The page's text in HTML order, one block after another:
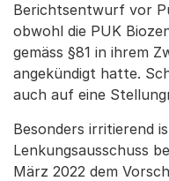
Berichtsentwurf vor
obwohl die PUK
gemäss §81 in ihrem
angekündigt hatte.
auch auf eine
Besonders irritierend
Lenkungsausschuss
März 2022 dem